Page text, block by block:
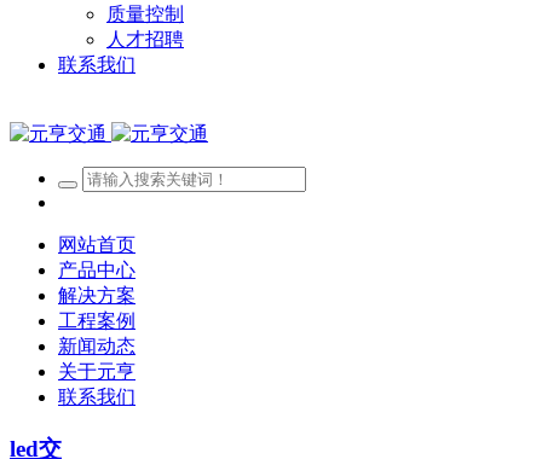
质量控制
人才招聘
联系我们
网站首页
产品中心
解决方案
工程案例
新闻动态
关于元亨
联系我们
led交